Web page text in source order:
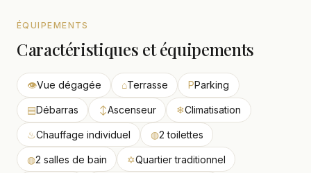
ÉQUIPEMENTS
Caractéristiques et équipements
👁Vue dégagée ⌂Terrasse PParking
▤Débarras ↕Ascenseur ❄Climatisation
♨Chauffage individuel ◍2 toilettes
◍2 salles de bain ✡Quartier traditionnel